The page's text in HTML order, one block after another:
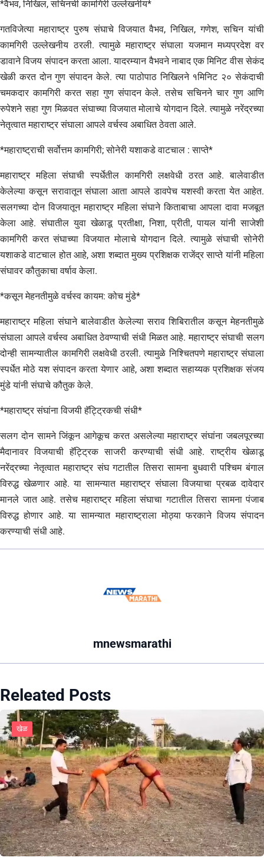
*वैभव, निखिल, सचिनची कामगिरी उल्लेखनीय*
गतविजेत्या महाराष्ट्र पुरुष संघाचे विजयात वैभव, निखिल, गणेश, सचिन यांची
कामगिरी उल्लेखनीय ठरली. त्यामुळे महाराष्ट्र संघाला यजमान मध्यप्रदेश वर
डावाने विजय संपादन करता आला. यादरम्यान वैभवने नाबाद एक मिनिट वीस सेकंद
खेळी करत दोन गुण संपादन केले. त्या पाठोपाठ निखिलने १मिनिट २० सेकंदाची
चमकदार कामगिरी करत सहा गुण संपादन केले. तसेच सचिनने चार गुण आणि
रुपेशने सहा गुण मिळवत संघाच्या विजयात मोलाचे योगदान दिले. त्यामुळे नरेंद्रच्या
नेतृत्वात महाराष्ट्र संघाला आपले वर्चस्व अबाधित ठेवता आले.
*महाराष्ट्राची सर्वोत्तम कामगिरी; सोनेरी यशाकडे वाटचाल : साप्ते*
महाराष्ट्र महिला संघाची स्पर्धेतील कामगिरी लक्षवेधी ठरत आहे. बालेवाडीत
केलेल्या कसून सरावातून संघाला आता आपले डावपेच यशस्वी करता येत आहेत.
सलगच्या दोन विजयातून महाराष्ट्र महिला संघाने किताबाचा आपला दावा मजबूत
केला आहे. संघातील युवा खेळाडू प्रतीक्षा, निशा, प्रीती, पायल यांनी साजेशी
कामगिरी करत संघाच्या विजयात मोलाचे योगदान दिले. त्यामुळे संघाची सोनेरी
यशाकडे वाटचाल होत आहे, अशा शब्दात मुख्य प्रशिक्षक राजेंद्र साप्ते यांनी महिला
संघावर कौतुकाचा वर्षाव केला.
*कसून मेहनतीमुळे वर्चस्व कायम: कोच मुंडे*
महाराष्ट्र महिला संघाने बालेवाडीत केलेल्या सराव शिबिरातील कसून मेहनतीमुळे
संघाला आपले वर्चस्व अबाधित ठेवण्याची संधी मिळत आहे. महाराष्ट्र संघाची सलग
दोन्ही सामन्यातील कामगिरी लक्षवेधी ठरली. त्यामुळे निश्चितपणे महाराष्ट्र संघाला
स्पर्धेत मोठे यश संपादन करता येणार आहे, अशा शब्दात सहाय्यक प्रशिक्षक संजय
मुंडे यांनी संघाचे कौतुक केले.
*महाराष्ट्र संघांना विजयी हॅट्ट्रिकची संधी*
सलग दोन सामने जिंकून आगेकूच करत असलेल्या महाराष्ट्र संघांना जबलपूरच्या
मैदानावर विजयाची हॅट्ट्रिक साजरी करण्याची संधी आहे. राष्ट्रीय खेळाडू
नरेंद्रच्या नेतृत्वात महाराष्ट्र संघ गटातील तिसरा सामना बुधवारी पश्चिम बंगाल
विरुद्ध खेळणार आहे. या सामन्यात महाराष्ट्र संघाला विजयाचा प्रबळ दावेदार
मानले जात आहे. तसेच महाराष्ट्र महिला संघाचा गटातील तिसरा सामना पंजाब
विरुद्ध होणार आहे. या सामन्यात महाराष्ट्राला मोठ्या फरकाने विजय संपादन
करण्याची संधी आहे.
mnewsmarathi
Releated Posts
खेळ